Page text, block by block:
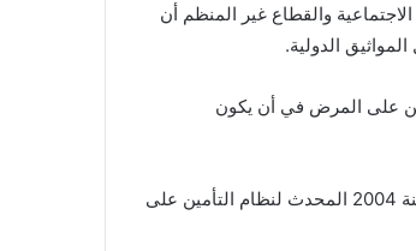
والقطاع غير المنظم أن
على المرض في أن يكون
بأحد الأنظمة القانونية للضمان الاجتماعي حسب الفصل 5 من القانون عدد 71 لسنة 2004 المحدث لنظام التأمين على